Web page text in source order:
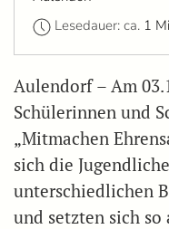
Lesedauer: ca. 1
Aulendorf – Am
Schülerinnen und
„Mitmachen
sich die
unterschiedlichen
und setzten sich